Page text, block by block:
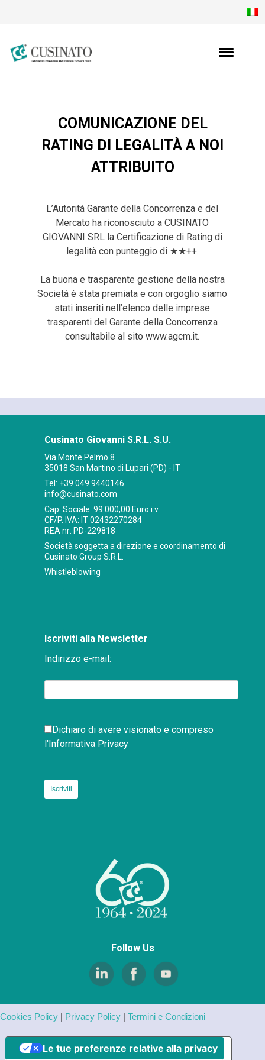
COMUNICAZIONE DEL
RATING DI LEGALITÀ A NOI
ATTRIBUITO
L’Autorità Garante della Concorrenza e del
Mercato ha riconosciuto a CUSINATO
GIOVANNI SRL la Certificazione di Rating di
legalità con punteggio di ★★++.
La buona e trasparente gestione della nostra
Società è stata premiata e con orgoglio siamo
stati inseriti nell’elenco delle imprese
trasparenti del Garante della Concorrenza
consultabile al sito www.agcm.it.
Cusinato Giovanni S.R.L. S.U.
Via Monte Pelmo 8
35018 San Martino di Lupari (PD) - IT
Tel: +39 049 9440146
info@cusinato.com
Cap. Sociale: 99.000,00 Euro i.v.
CF/P. IVA: IT 02432270284
REA nr: PD-229818
Società soggetta a direzione e coordinamento di
Cusinato Group S.R.L.
Whistleblowing
Iscriviti alla Newsletter
Indirizzo e-mail:
Dichiaro di avere visionato e compreso
l'Informativa Privacy
Follow Us
Cookies Policy | Privacy Policy | Termini e Condizioni
Le tue preferenze relative alla privacy